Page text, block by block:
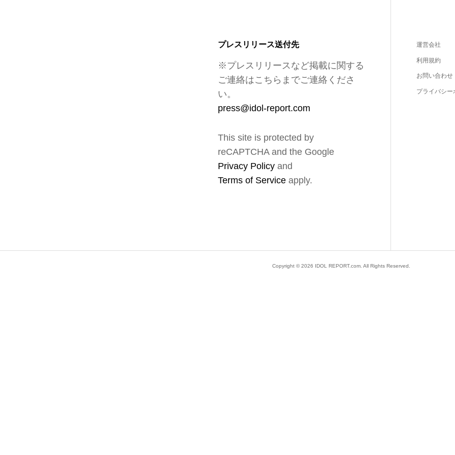
プレスリリース送付先
※プレスリリースなど掲載に関する
ご連絡はこちらまでご連絡くださ
い。
press@idol-report.com
This site is protected by
reCAPTCHA and the Google
Privacy Policyand
Terms of Serviceapply.
運営会社
利用規約
お問い合わせ
プライバシー
Copyright ©2026 IDOL REPORT.com. All Rights Reserved.